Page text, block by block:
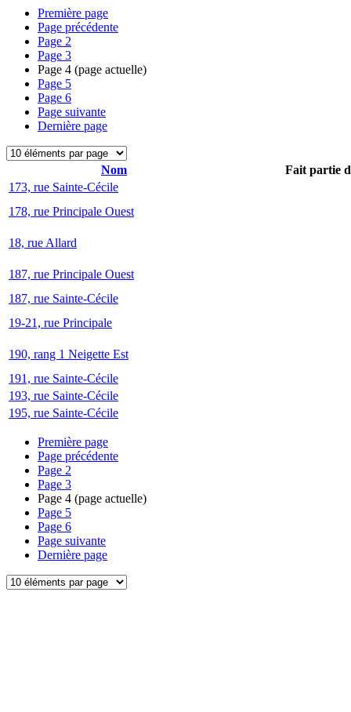
Première page
Page précédente
Page 2
Page 3
Page 4 (page actuelle)
Page 5
Page 6
Page suivante
Dernière page
Nom
Fait partie
173, rue Sainte-Cécile
178, rue Principale Ouest
18, rue Allard
187, rue Principale Ouest
187, rue Sainte-Cécile
19-21, rue Principale
190, rang 1 Neigette Est
191, rue Sainte-Cécile
193, rue Sainte-Cécile
195, rue Sainte-Cécile
Première page
Page précédente
Page 2
Page 3
Page 4 (page actuelle)
Page 5
Page 6
Page suivante
Dernière page